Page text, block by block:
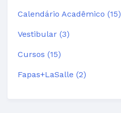
Calendário Acadêmico (15)
Vestibular (3)
Cursos (15)
Fapas+LaSalle (2)